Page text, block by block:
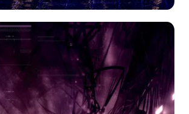
芸術的 街 建物 月 夜 紫の 反射
超高層ビル